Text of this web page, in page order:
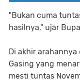
"Bukan cuma
hasilnya," ujar
Di akhir
Gasing yang
mesti tuntas